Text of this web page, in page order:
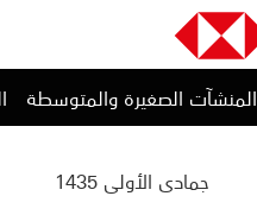
المنشآت الصغيرة والمتوسطة
جمادى الأولى 1435